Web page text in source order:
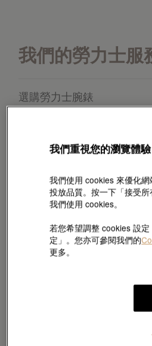
我們的勞力士服
選購勞力士腕錶
我們重視您的瀏覽體驗
我們使用 cookies 來優化
投放品質。按一下「接受
我們使用 cookies。
若您希望調整 cookies 設
定」。您亦可參閱我們的
更多。